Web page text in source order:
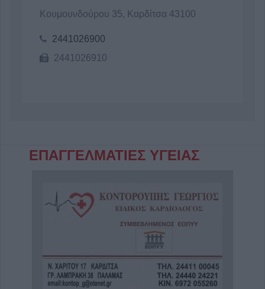
Κουμουνδούρου 35, Καρδίτσα 43100
2441026900
2441026910
ΕΠΑΓΓΕΛΜΑΤΙΕΣ ΥΓΕΙΑΣ